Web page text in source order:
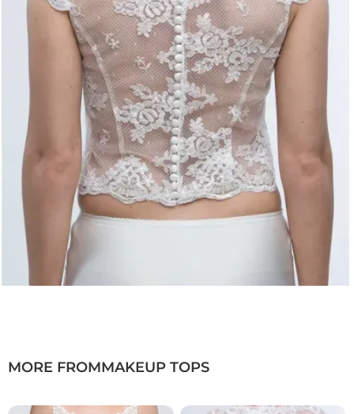
MORE FROMMAKEUP TOPS